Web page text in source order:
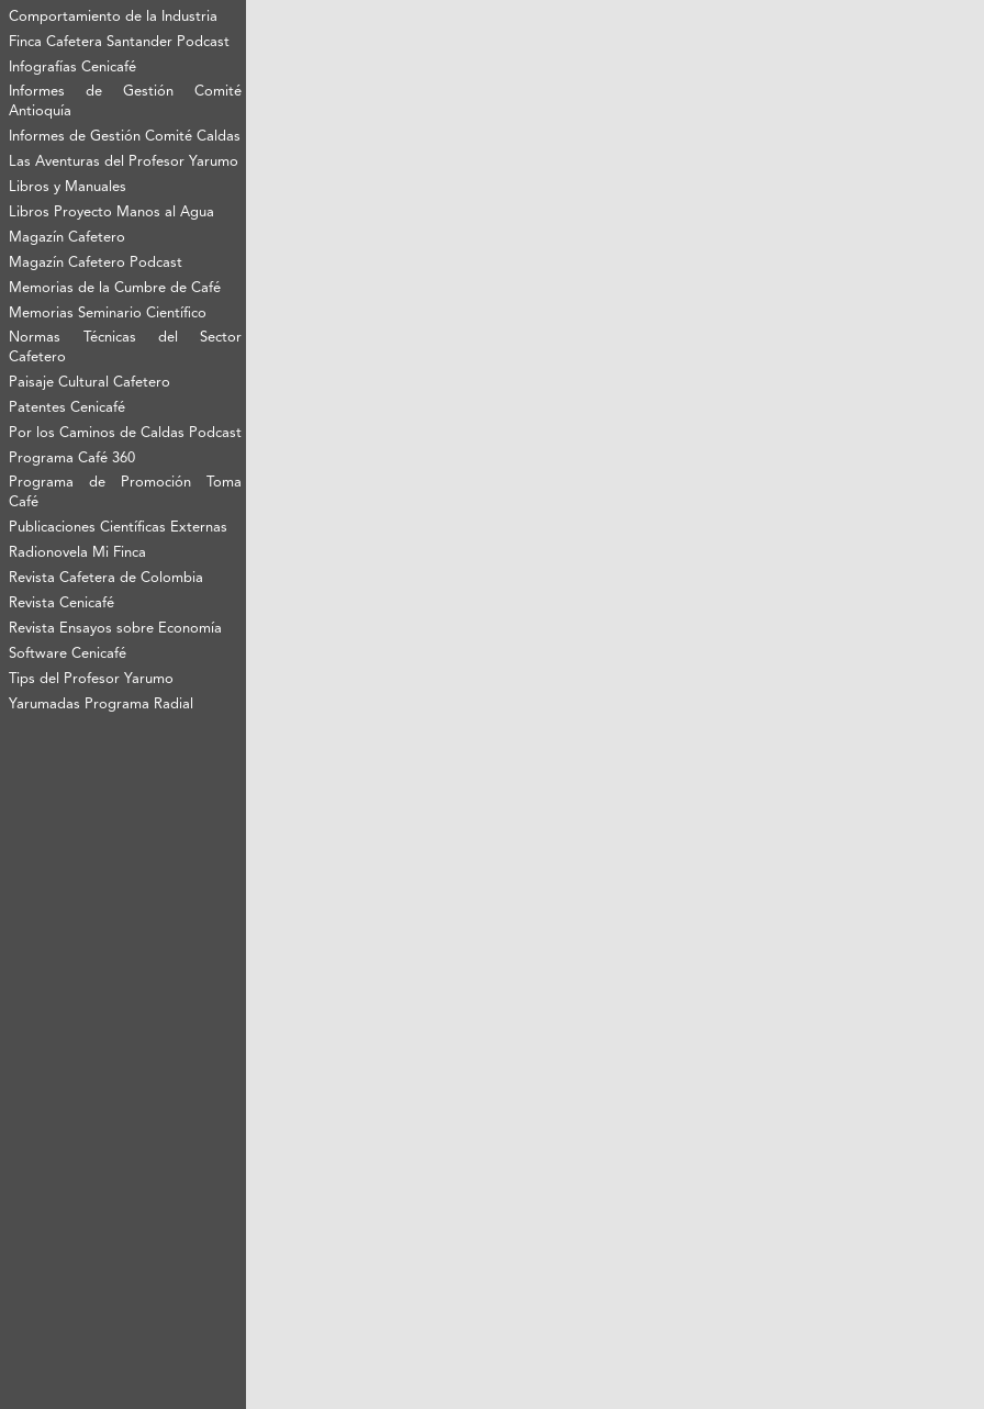
Comportamiento de la Industria
Finca Cafetera Santander Podcast
Infografías Cenicafé
Informes de Gestión Comité
Antioquía
Informes de Gestión Comité Caldas
Las Aventuras del Profesor Yarumo
Libros y Manuales
Libros Proyecto Manos al Agua
Magazín Cafetero
Magazín Cafetero Podcast
Memorias de la Cumbre de Café
Memorias Seminario Científico
Normas Técnicas del Sector
Cafetero
Paisaje Cultural Cafetero
Patentes Cenicafé
Por los Caminos de Caldas Podcast
Programa Café 360
Programa de Promoción Toma
Café
Publicaciones Científicas Externas
Radionovela Mi Finca
Revista Cafetera de Colombia
Revista Cenicafé
Revista Ensayos sobre Economía
Software Cenicafé
Tips del Profesor Yarumo
Yarumadas Programa Radial